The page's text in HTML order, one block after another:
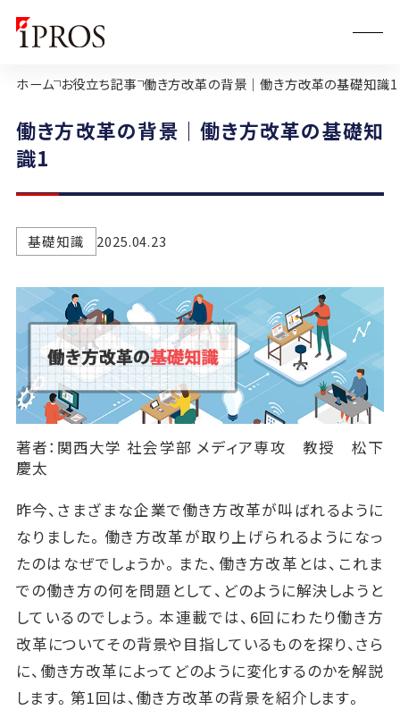
ホーム お役立ち記事 働き方改革の背景｜働き方改革の基礎知識1
働き方改革の背景｜働き方改革の基礎知
識1
基礎知識 2025.04.23
著者：関西大学 社会学部 メディア専攻 教授 松下
慶太
昨今、さまざまな企業で働き方改革が叫ばれるように
なりました。働き方改革が取り上げられるようになっ
たのはなぜでしょうか。また、働き方改革とは、これま
での働き方の何を問題として、どのように解決しようと
しているのでしょう。本連載では、6回にわたり働き方
改革についてその背景や目指しているものを探り、さら
に、働き方改革によってどのように変化するのかを解説
します。第1回は、働き方改革の背景を紹介します。